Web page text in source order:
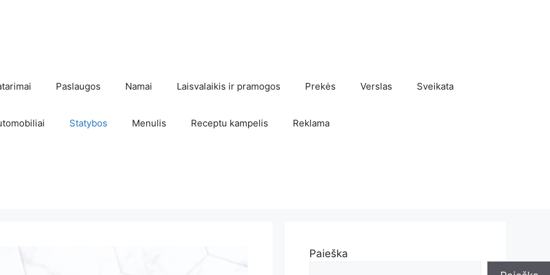
Paslaugos Namai Laisvalaikis ir pramogos Prekės Verslas Sveikata
Statybos Menulis Receptu kampelis Reklama
Paieška